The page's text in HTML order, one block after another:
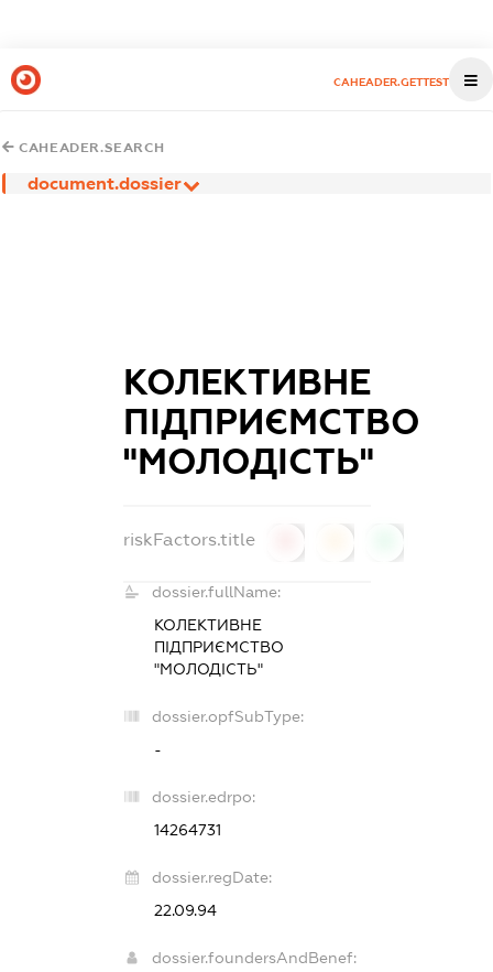
CAHEADER.GETTEST
CAHEADER.SEARCH
document.dossier
КОЛЕКТИВНЕ
ПІДПРИЄМСТВО
"МОЛОДІСТЬ"
riskFactors.title
dossier.fullName:
КОЛЕКТИВНЕ
ПІДПРИЄМСТВО
"МОЛОДІСТЬ"
dossier.opfSubType:
-
dossier.edrpo:
14264731
dossier.regDate:
22.09.94
dossier.foundersAndBenef: